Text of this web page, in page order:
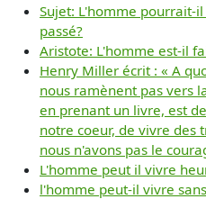
Sujet: L'homme pourrait-
passé?
Aristote: L'homme est-il
Henry Miller écrit : « A
nous ramènent pas vers
en prenant un livre, est
notre coeur, de vivre des
nous n'avons pas le
L'homme peut il vivre
l'homme peut-il vivre